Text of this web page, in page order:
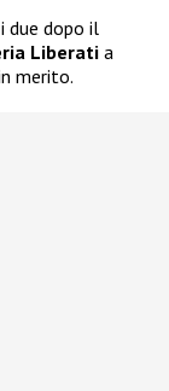
due dopo il
Liberatia
merito.